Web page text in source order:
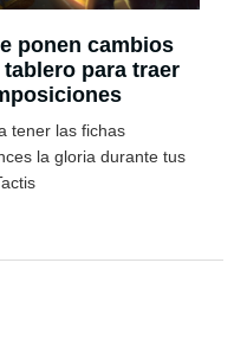
ponen cambios
para traer
tener las fichas
la gloria durante tus